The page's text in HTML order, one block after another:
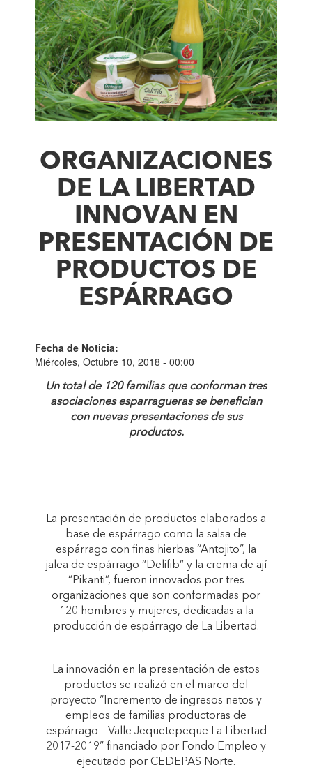
ORGANIZACIONES
DE LA LIBERTAD
INNOVAN EN
PRESENTACIÓN DE
PRODUCTOS DE
ESPÁRRAGO
Fecha de Noticia:
Miércoles, Octubre 10, 2018 - 00:00
Un total de 120 familias que conforman tres
asociaciones esparragueras se benefician
con nuevas presentaciones de sus
productos.
La presentación de productos elaborados a
base de espárrago como la salsa de
espárrago con finas hierbas “Antojito”, la
jalea de espárrago “Delifib” y la crema de ají
“Pikanti”, fueron innovados por tres
organizaciones que son conformadas por
120 hombres y mujeres, dedicadas a la
producción de espárrago de La Libertad.
La innovación en la presentación de estos
productos se realizó en el marco del
proyecto “Incremento de ingresos netos y
empleos de familias productoras de
espárrago – Valle Jequetepeque La Libertad
2017-2019” financiado por Fondo Empleo y
ejecutado por CEDEPAS Norte.